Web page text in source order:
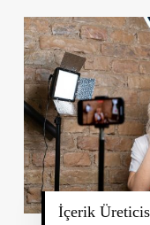
İçerik